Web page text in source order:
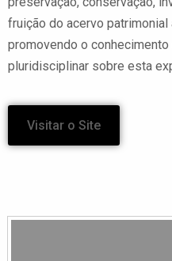
fruição do acervo
promovendo o
pluridisciplinar sobre esta
Visitar o Site